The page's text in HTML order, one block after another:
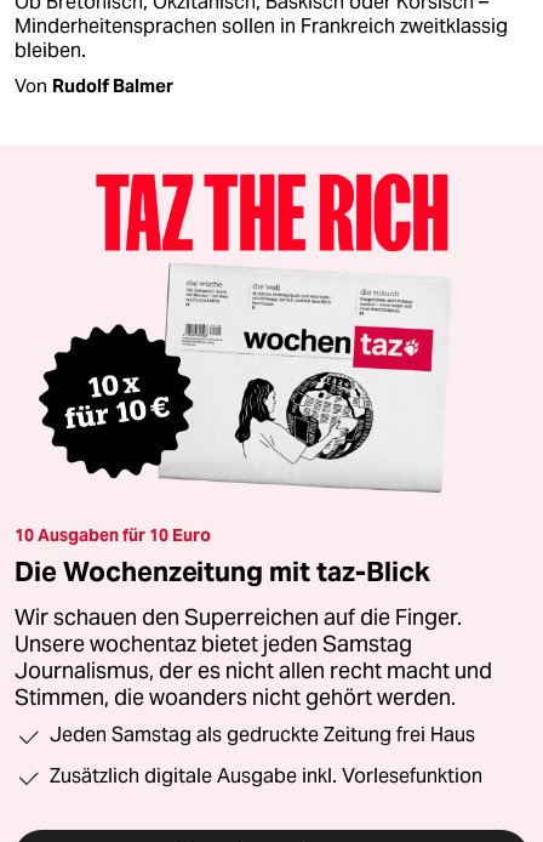
Minderheitensprachen sollen in Frankreich zweitklassig
bleiben.
Von Rudolf Balmer
10 Ausgaben für 10 Euro
Die Wochenzeitung mit taz-Blick
Wir schauen den Superreichen auf die Finger.
Unsere wochentaz bietet jeden Samstag
Journalismus, der es nicht allen recht macht und
Stimmen, die woanders nicht gehört werden.
Jeden Samstag als gedruckte Zeitung frei Haus
Zusätzlich digitale Ausgabe inkl. Vorlesefunktion